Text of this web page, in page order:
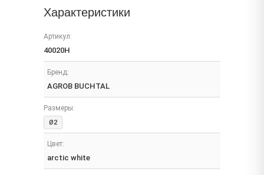
Характеристики
Артикул:
40020H
Бренд:
AGROB BUCHTAL
Размеры:
Ø2
Цвет:
arctic white